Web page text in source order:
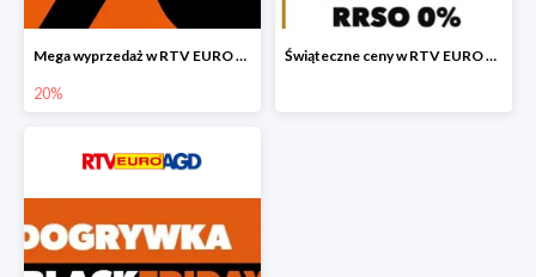
Mega wyprzedaż w RTV EURO AGD
20%
Świąteczne ceny w RTV EURO AGD